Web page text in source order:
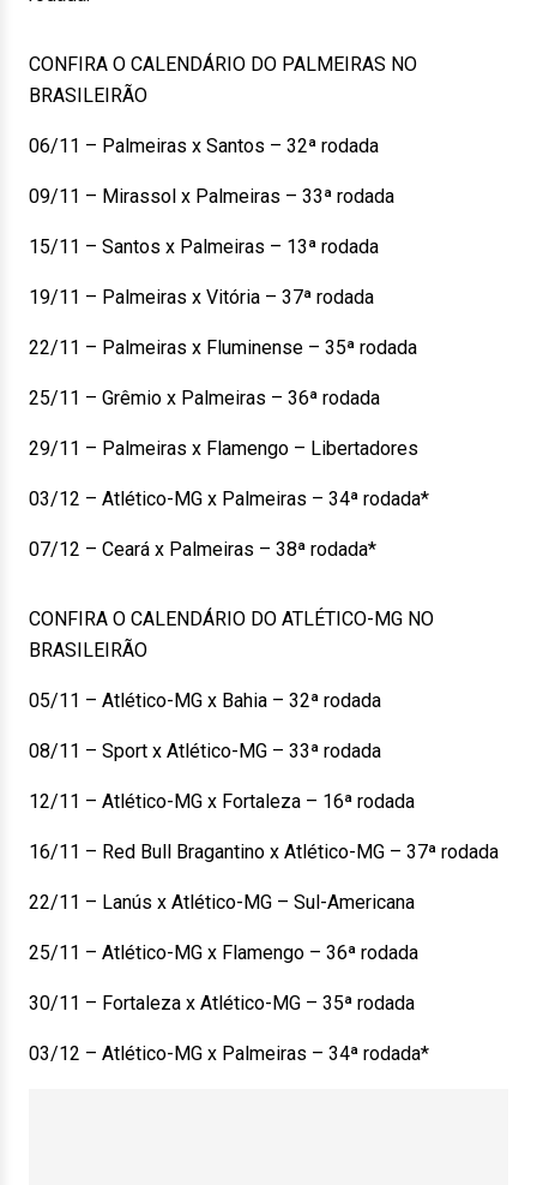
CONFIRA O CALENDÁRIO DO PALMEIRAS NO
BRASILEIRÃO
06/11 – Palmeiras x Santos – 32ª rodada
09/11 – Mirassol x Palmeiras – 33ª rodada
15/11 – Santos x Palmeiras – 13ª rodada
19/11 – Palmeiras x Vitória – 37ª rodada
22/11 – Palmeiras x Fluminense – 35ª rodada
25/11 – Grêmio x Palmeiras – 36ª rodada
29/11 – Palmeiras x Flamengo – Libertadores
03/12 – Atlético-MG x Palmeiras – 34ª rodada*
07/12 – Ceará x Palmeiras – 38ª rodada*
CONFIRA O CALENDÁRIO DO ATLÉTICO-MG NO
BRASILEIRÃO
05/11 – Atlético-MG x Bahia – 32ª rodada
08/11 – Sport x Atlético-MG – 33ª rodada
12/11 – Atlético-MG x Fortaleza – 16ª rodada
16/11 – Red Bull Bragantino x Atlético-MG – 37ª rodada
22/11 – Lanús x Atlético-MG – Sul-Americana
25/11 – Atlético-MG x Flamengo – 36ª rodada
30/11 – Fortaleza x Atlético-MG – 35ª rodada
03/12 – Atlético-MG x Palmeiras – 34ª rodada*